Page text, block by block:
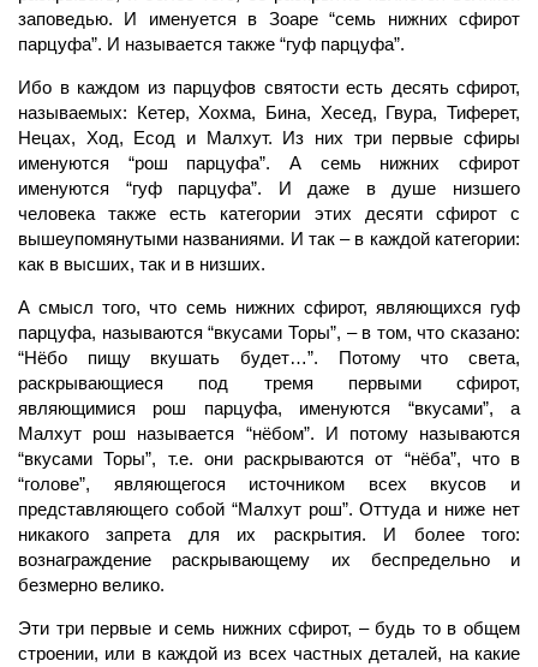
заповедью. И именуется в Зоаре “семь нижних сфирот
парцуфа”. И называется также “гуф парцуфа”.
Ибо в каждом из парцуфов святости есть десять сфирот,
называемых: Кетер, Хохма, Бина, Хесед, Гвура, Тиферет,
Нецах, Ход, Есод и Малхут. Из них три первые сфиры
именуются “рош парцуфа”. А семь нижних сфирот
именуются “гуф парцуфа”. И даже в душе низшего
человека также есть категории этих десяти сфирот с
вышеупомянутыми названиями. И так – в каждой категории:
как в высших, так и в низших.
А смысл того, что семь нижних сфирот, являющихся гуф
парцуфа, называются “вкусами Торы”, – в том, что сказано:
“Нёбо пищу вкушать будет…”. Потому что света,
раскрывающиеся под тремя первыми сфирот,
являющимися рош парцуфа, именуются “вкусами”, а
Малхут рош называется “нёбом”. И потому называются
“вкусами Торы”, т.е. они раскрываются от “нёба”, что в
“голове”, являющегося источником всех вкусов и
представляющего собой “Малхут рош”. Оттуда и ниже нет
никакого запрета для их раскрытия. И более того:
вознаграждение раскрывающему их беспредельно и
безмерно велико.
Эти три первые и семь нижних сфирот, – будь то в общем
строении, или в каждой из всех частных деталей, на какие